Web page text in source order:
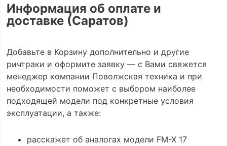
Информация об оплате и
доставке (Саратов)
Добавьте в Корзину дополнительно и другие
ричтраки и оформите заявку — с Вами свяжется
менеджер компании Поволжская техника и при
необходимости поможет с выбором наиболее
подходящей модели под конкретные условия
эксплуатации, а также:
расскажет об аналогах модели FM-X 17